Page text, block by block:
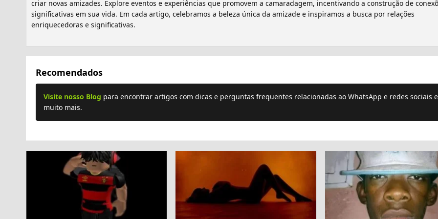
criar novas amizades. Explore eventos e experiências que promovem a camaradagem, incentivando a construção de
significativas em sua vida. Em cada artigo, celebramos a beleza única da amizade e inspiramos a busca por relações
enriquecedoras e significativas.
Recomendados
Visite nosso Blog para encontrar artigos com dicas e perguntas frequentes relacionadas ao WhatsApp e redes sociais e
muito mais.